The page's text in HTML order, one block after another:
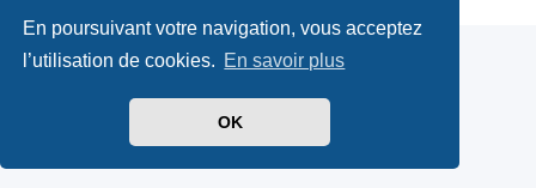
En poursuivant votre navigation, vous acceptez
l’utilisation de cookies. En savoir plus
OK